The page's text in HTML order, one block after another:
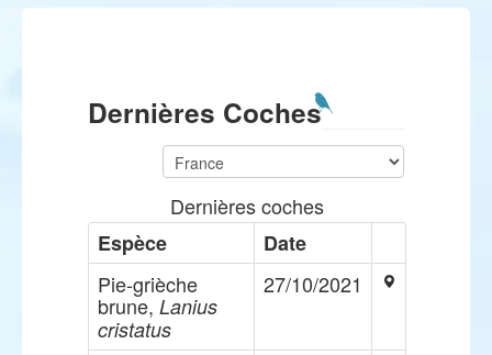
Dernières Coches
Dernières coches
Espèce
Date
Pie-grièche
brune, Lanius
cristatus
27/10/2021